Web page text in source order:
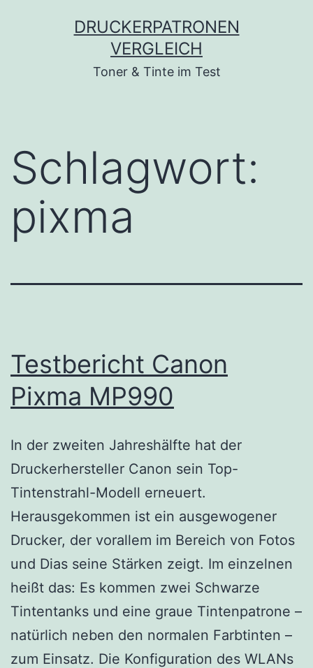
DRUCKERPATRONEN
VERGLEICH
Toner & Tinte im Test
Schlagwort:
pixma
Testbericht Canon
Pixma MP990
In der zweiten Jahreshälfte hat der
Druckerhersteller Canon sein Top-
Tintenstrahl-Modell erneuert.
Herausgekommen ist ein ausgewogener
Drucker, der vorallem im Bereich von Fotos
und Dias seine Stärken zeigt. Im einzelnen
heißt das: Es kommen zwei Schwarze
Tintentanks und eine graue Tintenpatrone –
natürlich neben den normalen Farbtinten –
zum Einsatz. Die Konfiguration des WLANs